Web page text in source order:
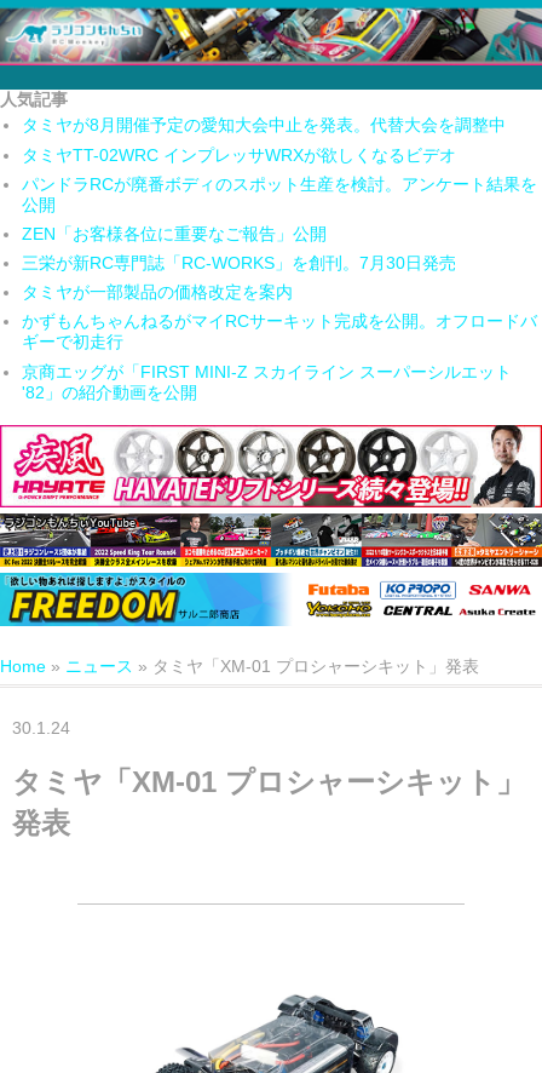
人気記事
タミヤが8月開催予定の愛知大会中止を発表。代替大会を調整中
タミヤTT-02WRC インプレッサWRXが欲しくなるビデオ
パンドラRCが廃番ボディのスポット生産を検討。アンケート結果を
公開
ZEN「お客様各位に重要なご報告」公開
三栄が新RC専門誌「RC-WORKS」を創刊。7月30日発売
タミヤが一部製品の価格改定を案内
かずもんちゃんねるがマイRCサーキット完成を公開。オフロードバ
ギーで初走行
京商エッグが「FIRST MINI-Z スカイライン スーパーシルエット
'82」の紹介動画を公開
Home » ニュース » タミヤ「XM-01 プロシャーシキット」発表
30.1.24
タミヤ「XM-01 プロシャーシキット」
発表